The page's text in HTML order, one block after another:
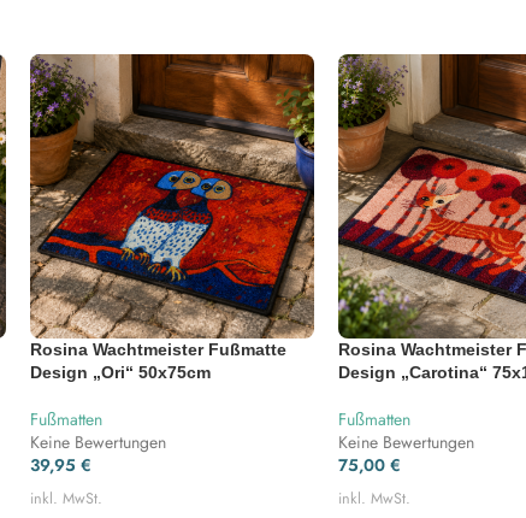
Rosina Wachtmeister Fußmatte
Design „Ori“ 50x75cm
Fußmatten
Keine Bewertungen
39,95€
inkl. MwSt.
Rosina Wachtmeister
Design „Carotina“
Fußmatten
Keine Bewertungen
75,00€
inkl. MwSt.